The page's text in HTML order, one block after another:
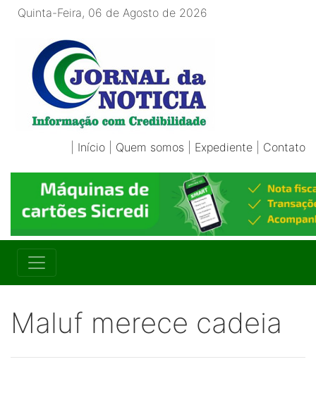
Quinta-Feira, 06 de Agosto de 2026
Início Quem somos Expediente Contato
Maluf merece cadeia